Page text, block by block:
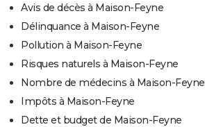
Avis de décès à Maison-Feyne
Délinquance à Maison-Feyne
Pollution à Maison-Feyne
Risques naturels à Maison-Feyne
Nombre de médecins à Maison-Feyne
Impôts à Maison-Feyne
Dette et budget de Maison-Feyne